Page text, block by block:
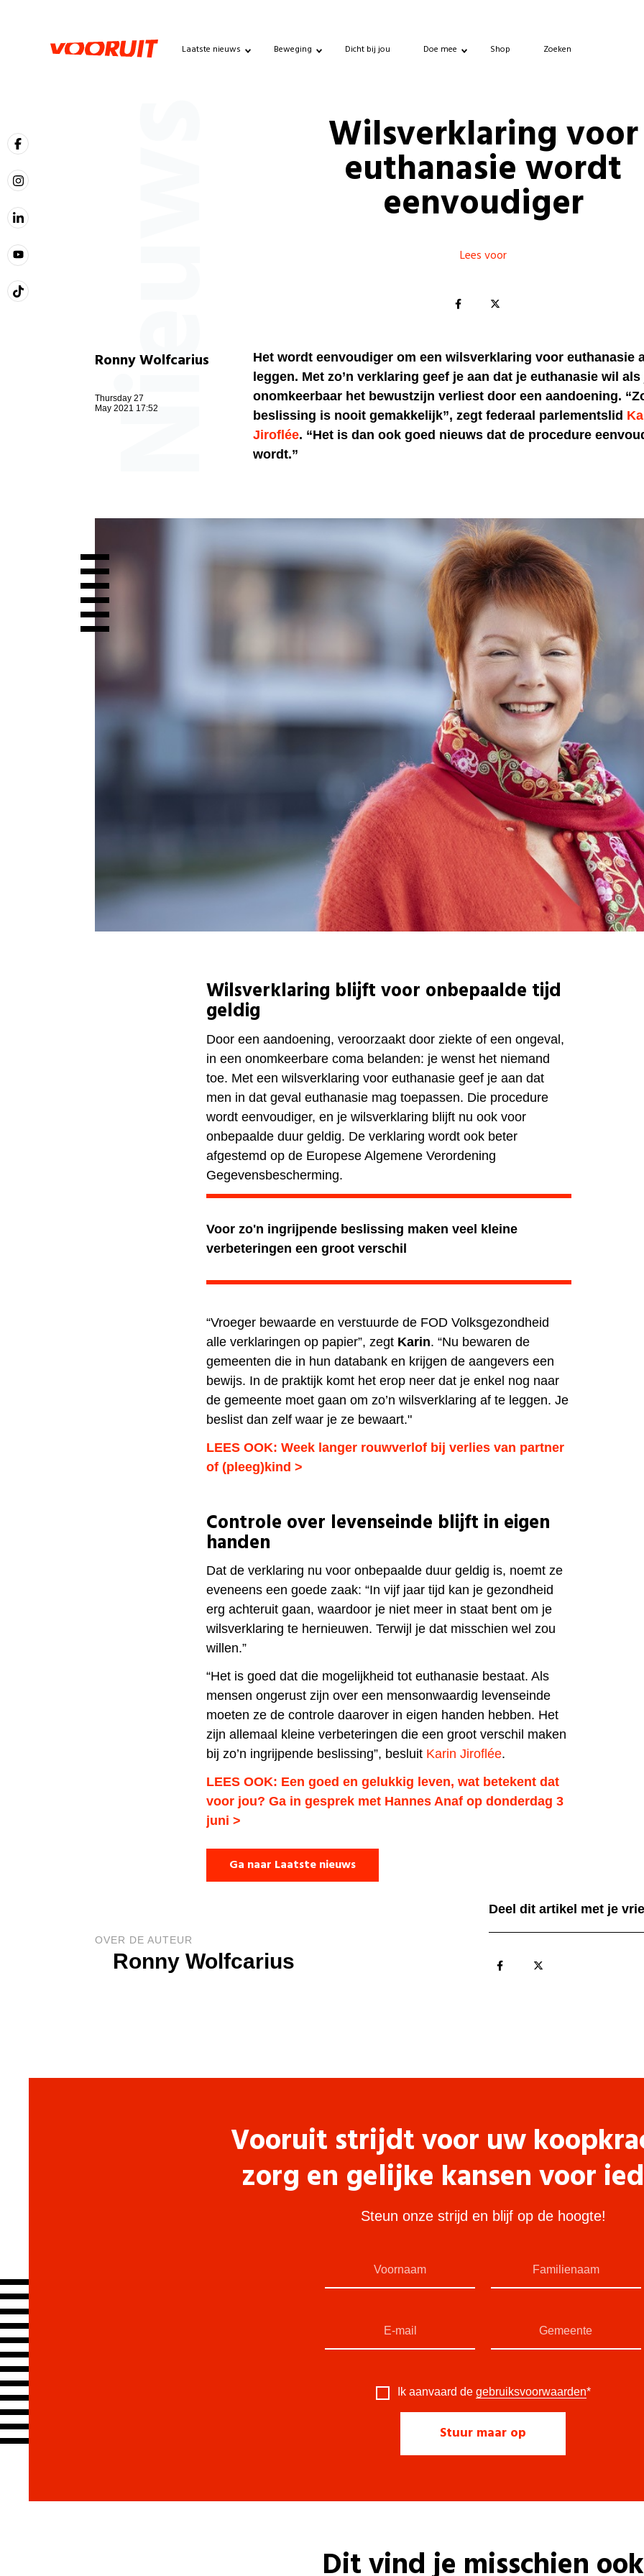
Laatste nieuws Beweging Dicht bij jou Doe mee Shop Zoeken
Nieuws Wilsverklaring voor
euthanasie wordt
eenvoudiger
Lees voor
Ronny Wolfcarius
Thursday 27
May 2021 17:52
Het wordt eenvoudiger om een wilsverklaring voor euthanasie
leggen. Met zo’n verklaring geef je aan dat je euthanasie wil
onomkeerbaar het bewustzijn verliest door een aandoening.
beslissing is nooit gemakkelijk”, zegt federaal parlementslid
Jiroflée. “Het is dan ook goed nieuws dat de procedure
wordt.”
Wilsverklaring blijft voor onbepaalde tijd
geldig
Door een aandoening, veroorzaakt door ziekte of een ongeval,
in een onomkeerbare coma belanden: je wenst het niemand
toe. Met een wilsverklaring voor euthanasie geef je aan dat
men in dat geval euthanasie mag toepassen. Die procedure
wordt eenvoudiger, en je wilsverklaring blijft nu ook voor
onbepaalde duur geldig. De verklaring wordt ook beter
afgestemd op de Europese Algemene Verordening
Gegevensbescherming.
Voor zo'n ingrijpende beslissing maken veel kleine
verbeteringen een groot verschil
“Vroeger bewaarde en verstuurde de FOD Volksgezondheid
alle verklaringen op papier”, zegt Karin. “Nu bewaren de
gemeenten die in hun databank en krijgen de aangevers een
bewijs. In de praktijk komt het erop neer dat je enkel nog naar
de gemeente moet gaan om zo’n wilsverklaring af te leggen. Je
beslist dan zelf waar je ze bewaart."
LEES OOK: Week langer rouwverlof bij verlies van partner
of (pleeg)kind >
Controle over levenseinde blijft in eigen
handen
Dat de verklaring nu voor onbepaalde duur geldig is, noemt ze
eveneens een goede zaak: “In vijf jaar tijd kan je gezondheid
erg achteruit gaan, waardoor je niet meer in staat bent om je
wilsverklaring te hernieuwen. Terwijl je dat misschien wel zou
willen.”
“Het is goed dat die mogelijkheid tot euthanasie bestaat. Als
mensen ongerust zijn over een mensonwaardig levenseinde
moeten ze de controle daarover in eigen handen hebben. Het
zijn allemaal kleine verbeteringen die een groot verschil maken
bij zo’n ingrijpende beslissing”, besluit Karin Jiroflée.
LEES OOK: Een goed en gelukkig leven, wat betekent dat
voor jou? Ga in gesprek met Hannes Anaf op donderdag 3
juni >
Ga naar Laatste nieuws
OVER DE AUTEUR
Ronny Wolfcarius
Deel dit artikel met je
Vooruit strijdt voor uw
zorg en gelijke kansen voor
Steun onze strijd en blijf op de hoogte!
Ik aanvaard de gebruiksvoorwaarden*
Dit vind je misschien ook